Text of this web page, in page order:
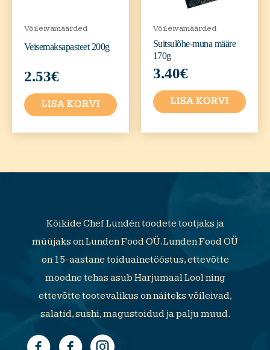
Võileivamäärded
Veisemaksapasteet 200g
2.53€
LISA KORVI
Võileivamäärded
Suitsulõhe-muna määre
170g
3.40€
LISA KORVI
Kõikide Chef Lundén toodete tootjaks ja
müüjaks on Lunden Food OÜ. Lunden Food OÜ
on 15-aastane toiduainetööstus, ettevõtte
moodne tehas asub Harjumaal Lool ning
ettevõtte tootevalikus on näiteks võileivad,
salatid, sushi, magustoidud ja palju muud.